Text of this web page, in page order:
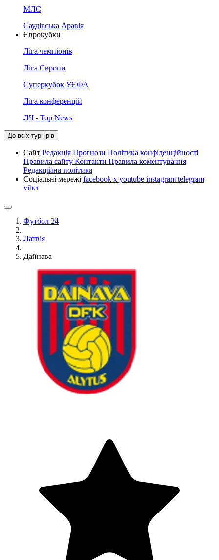
МЛС
Саудівська Аравія
Єврокубки
Ліга чемпіонів
Ліга Європи
Суперкубок УЄФА
Ліга конференцій
ЛЧ - Top News
До всіх турнірів
Сайт Редакція Прогнози Політика конфіденційності
Правила сайту Контакти Правила коментування
Редакційна політика
Соціальні мережі facebook x youtube instagram telegram
viber
Футбол 24
Латвія
Дайнава